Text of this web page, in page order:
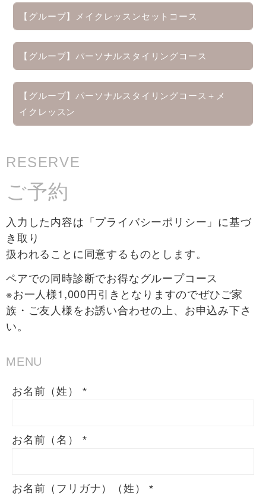
【グループ】メイクレッスンセットコース
【グループ】パーソナルスタイリングコース
【グループ】パーソナルスタイリングコース＋メ
イクレッスン
RESERVE
ご予約
入力した内容は「プライバシーポリシー」に基づ
き取り
扱われることに同意するものとします。
ペアでの同時診断でお得なグループコース
※お一人様1,000円引きとなりますのでぜひご家
族・ご友人様をお誘い合わせの上、お申込み下さ
い。
MENU
お名前（姓） *
お名前（名） *
お名前（フリガナ）（姓）*